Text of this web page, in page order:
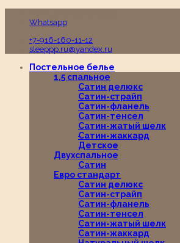
Whatsapp
+7-916-160-11-12
sleeppp.ru@yandex.ru
Постельное белье
1,5 спальное
Сатин делюкс
Сатин-страйп
Сатин-фланель
Сатин-тенсел
Сатин-жатый шелк
Сатин-жаккард
Детское
Двухспальное
Сатин
Евро стандарт
Сатин делюкс
Сатин-страйп
Сатин-фланель
Сатин-тенсел
Сатин-жатый шелк
Сатин-жаккард